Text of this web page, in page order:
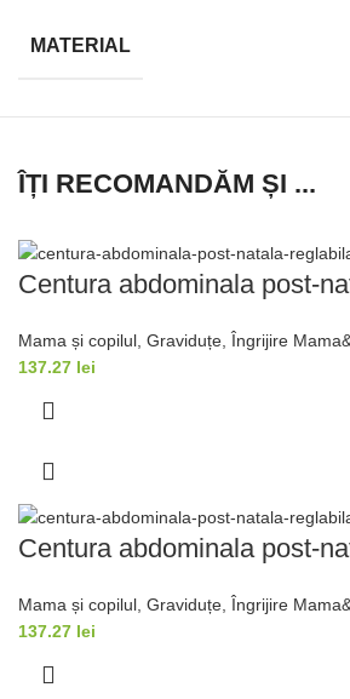
MATERIAL
ÎȚI RECOMANDĂM ȘI ...
Centura abdominala post-
Mama și copilul,Graviduțe, Îngrijire
137.27 lei
Centura abdominala post-
Mama și copilul ,Graviduțe ,Îngrijire
137.27 lei